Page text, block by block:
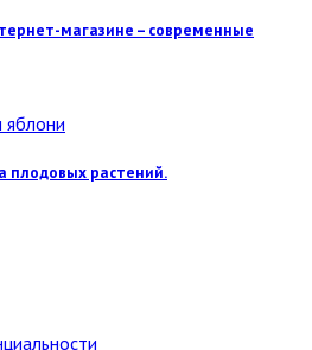
магазине – современные
плодовых растений.